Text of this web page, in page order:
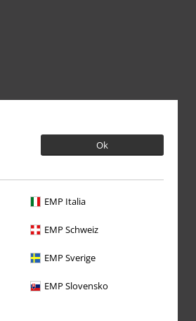
Ok
EMP Italia
EMP Schweiz
EMP Sverige
EMP Slovensko